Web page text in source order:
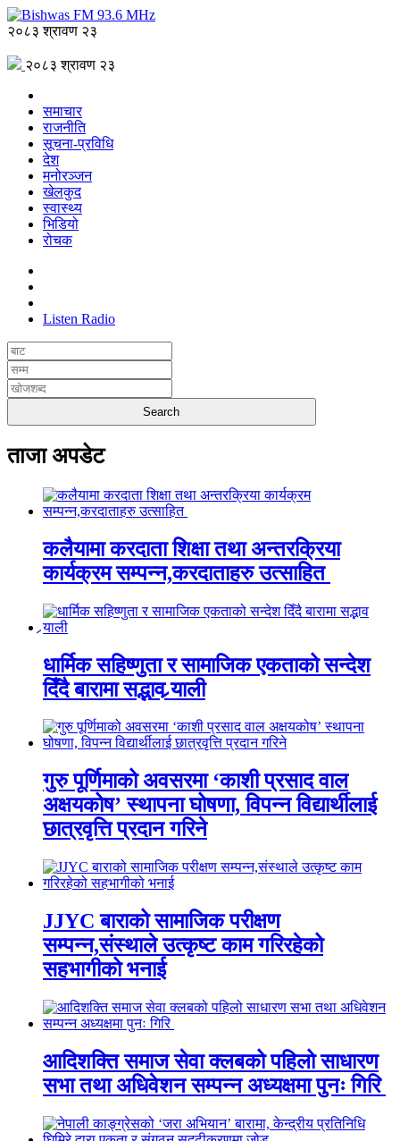
२०८३ श्रावण २३
२०८३ श्रावण २३
समाचार
राजनीति
सूचना-प्रविधि
देश
मनोरञ्जन
खेलकुद
स्वास्थ्य
भिडियो
रोचक
Listen Radio
ताजा अपडेट
कलैयामा करदाता शिक्षा तथा अन्तरक्रिया
कार्यक्रम सम्पन्न,करदाताहरु उत्साहित
धार्मिक सहिष्णुता र सामाजिक एकताको सन्देश
दिँदै बारामा सद्भाव र्‍याली
गुरु पूर्णिमाको अवसरमा ‘काशी प्रसाद वाल
अक्षयकोष’ स्थापना घोषणा, विपन्न विद्यार्थीलाई
छात्रवृत्ति प्रदान गरिने
JJYC बाराको सामाजिक परीक्षण
सम्पन्न,संस्थाले उत्कृष्ट काम गरिरहेको
सहभागीको भनाई
आदिशक्ति समाज सेवा क्लबको पहिलो साधारण
सभा तथा अधिवेशन सम्पन्न अध्यक्षमा पुनः गिरि